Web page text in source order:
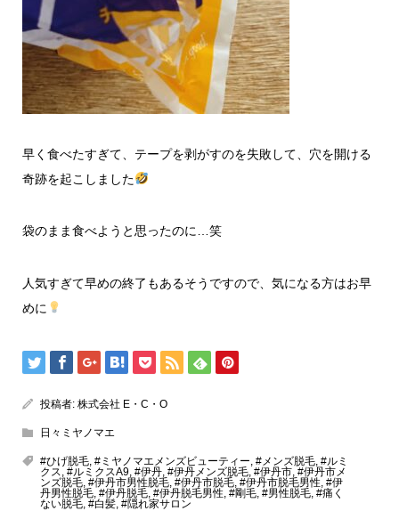
早く食べたすぎて、テープを剥がすのを失敗して、穴を開ける
奇跡を起こしました
袋のまま食べようと思ったのに…笑
人気すぎて早めの終了もあるそうですので、気になる方はお早
めに
投稿者: 株式会社 E・C・O
日々ミヤノマエ
#ひげ脱毛, #ミヤノマエメンズビューティー #メンズ脱毛, #ルミ
クス #ルミクスA9, #伊丹, #伊丹メンズ脱毛, #伊丹市, #伊丹市メ
ンズ脱毛, #伊丹市男性脱毛, #伊丹市脱毛, #伊丹市脱毛男性, #伊
丹男性脱毛, #伊丹脱毛, #伊丹脱毛男性, #剛毛, #男性脱毛, #痛く
ない脱毛, #白髪, #隠れ家サロン